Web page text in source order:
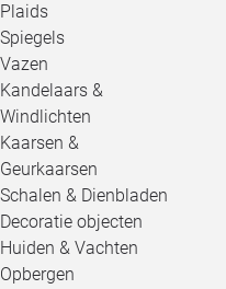
Plaids
Spiegels
Vazen
Kandelaars &
Windlichten
Kaarsen &
Geurkaarsen
Schalen & Dienbladen
Decoratie objecten
Huiden & Vachten
Opbergen